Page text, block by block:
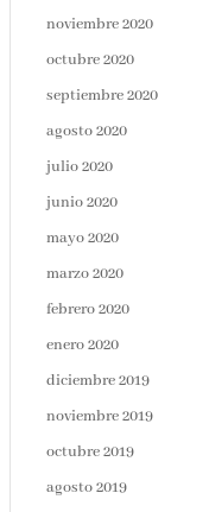
noviembre 2020
octubre 2020
septiembre 2020
agosto 2020
julio 2020
junio 2020
mayo 2020
marzo 2020
febrero 2020
enero 2020
diciembre 2019
noviembre 2019
octubre 2019
agosto 2019